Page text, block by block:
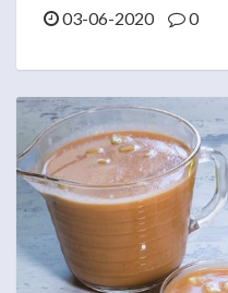
03-06-2020 0